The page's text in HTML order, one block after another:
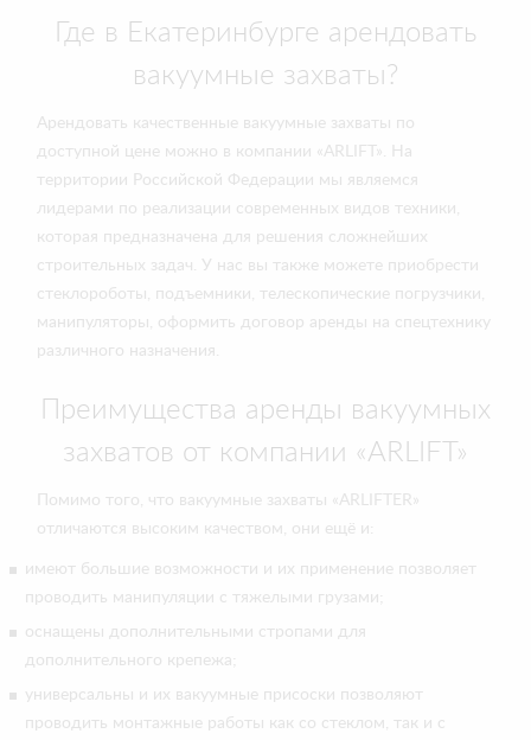
Где в Екатеринбурге арендовать
вакуумные захваты?
Арендовать качественные вакуумные захваты по
доступной цене можно в компании «ARLIFT». На
территории Российской Федерации мы являемся
лидерами по реализации современных видов техники,
которая предназначена для решения сложнейших
строительных задач. У нас вы также можете приобрести
стеклороботы, подъемники, телескопические погрузчики,
манипуляторы, оформить договор аренды на спецтехнику
различного назначения.
Преимущества аренды вакуумных
захватов от компании «ARLIFT»
Помимо того, что вакуумные захваты «ARLIFTER»
отличаются высоким качеством, они ещё и:
имеют большие возможности и их применение позволяет
проводить манипуляции с тяжелыми грузами;
оснащены дополнительными стропами для
дополнительного крепежа;
универсальны и их вакуумные присоски позволяют
проводить монтажные работы как со стеклом, так и с